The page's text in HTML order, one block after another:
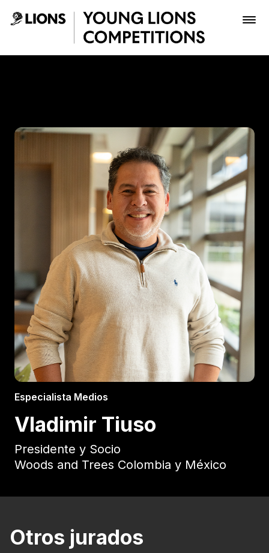
Saltar al contenido principal
Inscribir
Boletería
Especialista Medios
Vladimir Tiuso
Presidente y Socio
Woods and Trees Colombia y México
Otros jurados